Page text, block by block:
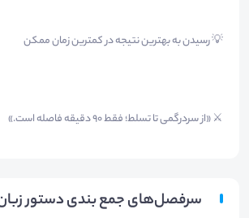
💡 رسیدن به بهترین نتیجه در کمترین زمان ممکن
⚔️ «از سردرگمی تا تسلط؛ فقط ۹۰ دقیقه فاصله است.»
سرفصل‌های جمع بندی دستور